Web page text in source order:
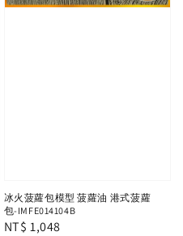
冰火菠蘿包模型 菠蘿油 港式菠蘿
包-IMFE014104B
Regular
NT$ 1,048